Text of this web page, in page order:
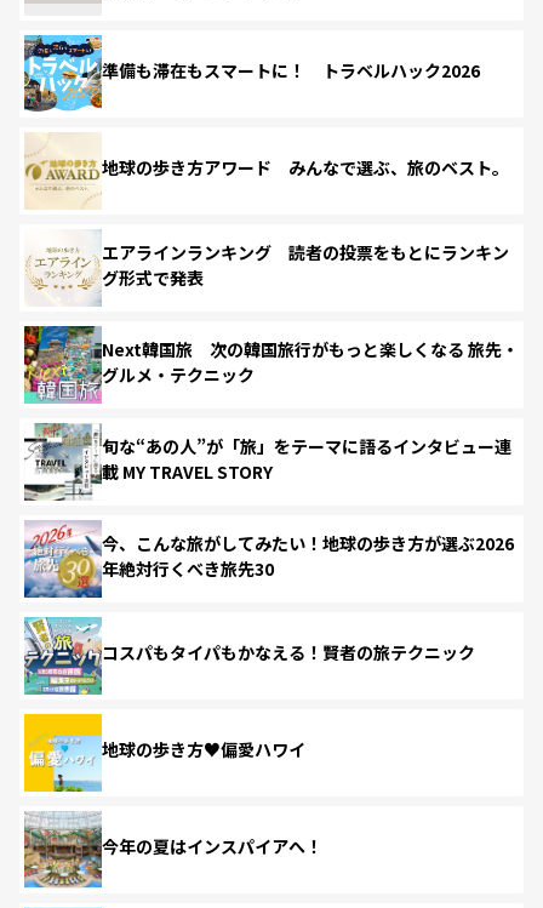
準備も滞在もスマートに！ トラベルハック2026
地球の歩き方アワード みんなで選ぶ、旅のベスト。
エアラインランキング 読者の投票をもとにランキン
グ形式で発表
Next韓国旅 次の韓国旅行がもっと楽しくなる 旅先・
グルメ・テクニック
旬な“あの人”が「旅」をテーマに語るインタビュー連
載 MY TRAVEL STORY
今、こんな旅がしてみたい！地球の歩き方が選ぶ2026
年絶対行くべき旅先30
コスパもタイパもかなえる！賢者の旅テクニック
地球の歩き方♥偏愛ハワイ
今年の夏はインスパイアへ！